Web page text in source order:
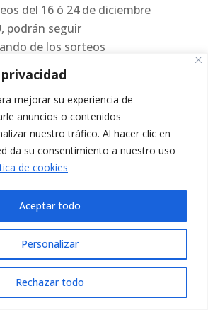
mejorar su experiencia de
anuncios o contenidos
nuestro tráfico. Al hacer clic en
da su consentimiento a nuestro uso
de cookies
Personalizar
Rechazar todo
Aceptar todo
del 16 ó 24 de diciembre
podrán seguir
de los sorteos
28 Premios en total,
a una persona diferente
si se llegara a
a una misma persona
veces, solo se entregará
correspondiente al primer
que fue seleccionado.
es único, intransferible e
y se entregará entre
30 días siguientes al
el lugar y fecha
con los respectivos